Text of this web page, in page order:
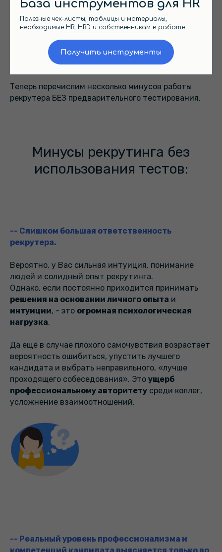
База инструментов для HR
Полезные чек-листы, таблицы и материалы,
необходимые HR, HRD и собственникам в работе
Получить инструменты
Польза предварительного тестирования довольно
очевидна:
кандидатов по объективным критериям,
быстро отсеиваем неподходящих людей,
Теперь перечислим несколько минусов работы
рекрутера БЕЗ предварительного тестирования.
Минусы рекрутинга без
использования тестов:
-- Слишком большая ответственность
рекрутера.
Вероятно, у Вас сильная интуиция, понимание
людей и солидный опыт рекрутинга.
Однако, если постоянно приходится принимать
решения на основании личного опыта и
интуиции, - это огромная психологическая
нагрузка.
Да ещё в случае плохого самочувствия возрастает
вероятность ошибиться, упустить лучшего
кандидата и выбрать неправильного, «лучше
проходящего собеседования». Это ущерб
профессиональному авторитету среди коллег,
усложнение взаимоотношений.
-- Реальный уровень профессионализма и